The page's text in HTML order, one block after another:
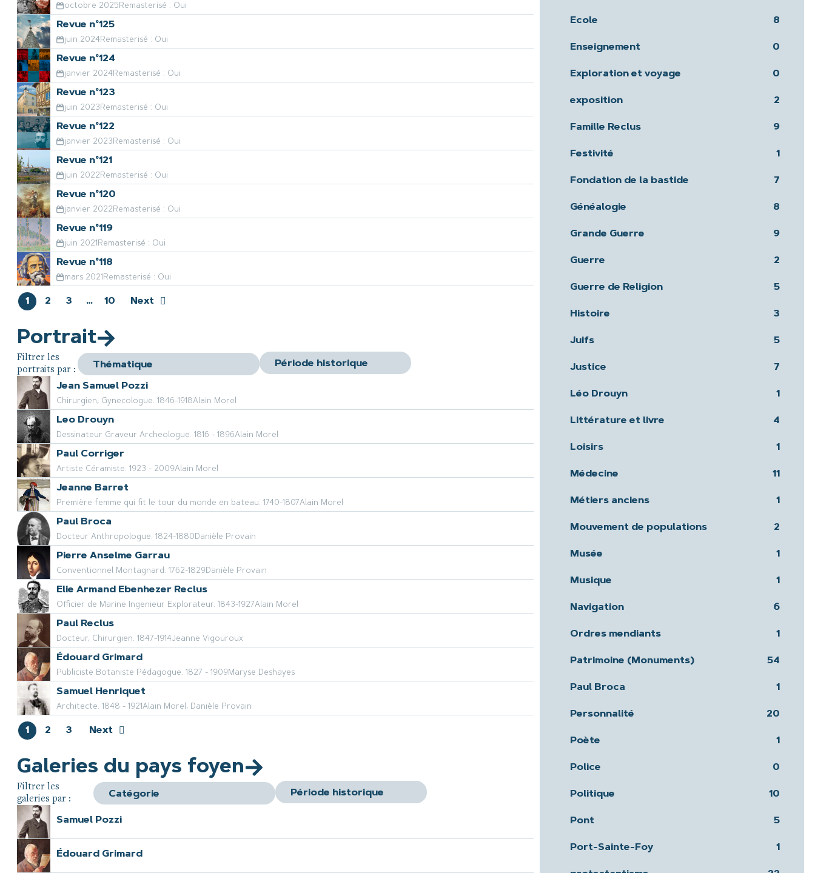
Ecole 8
Enseignement 0
Exploration et voyage 0
exposition 2
Famille Reclus 9
Festivité 1
Fondation de la bastide 7
Généalogie 8
Grande Guerre 9
Guerre 2
Guerre de Religion 5
Histoire 3
Juifs 5
Justice 7
Léo Drouyn 1
Littérature et livre 4
Loisirs 1
Médecine 11
Métiers anciens 1
Mouvement de populations 2
Musée 1
Musique 1
Navigation 6
Ordres mendiants 1
Patrimoine (Monuments) 54
Paul Broca 1
Personnalité 20
Poète 1
Police 0
Politique 10
Pont 5
Port-Sainte-Foy 1
octobre 2025 Remasterisé : Oui
Revue n°125
juin 2024 Remasterisé : Oui
Revue n°124
janvier 2024 Remasterisé : Oui
Revue n°123
juin 2023 Remasterisé : Oui
Revue n°122
janvier 2023 Remasterisé : Oui
Revue n°121
juin 2022 Remasterisé : Oui
Revue n°120
janvier 2022 Remasterisé : Oui
Revue n°119
juin 2021 Remasterisé : Oui
Revue n°118
mars 2021 Remasterisé : Oui
1 2 3 … 10 Next
Portrait
Filtrer les
portraits par :
Jean Samuel Pozzi
Chirurgien, Gynecologue. 1846-1918Alain Morel
Leo Drouyn
Dessinateur Graveur Archeologue. 1816 - 1896Alain Morel
Paul Corriger
Artiste Céramiste. 1923 - 2009Alain Morel
Jeanne Barret
Première femme qui fit le tour du monde en bateau. 1740-1807Alain Morel
Paul Broca
Docteur Anthropologue. 1824-1880 Danièle Provain
Pierre Anselme Garrau
Conventionnel Montagnard. 1762-1829Danièle Provain
Elie Armand Ebenhezer Reclus
Officier de Marine Ingenieur Explorateur. 1843-1927Alain Morel
Paul Reclus
Docteur, Chirurgien. 1847-1914Jeanne Vigouroux
Édouard Grimard
Publiciste Botaniste Pédagogue. 1827 - 1909Maryse Deshayes
Samuel Henriquet
Architecte. 1848 - 1921Alain Morel, Danièle Provain
1 2 3 Next
Galeries du pays foyen
Filtrer les
galeries par :
Samuel Pozzi
Édouard Grimard